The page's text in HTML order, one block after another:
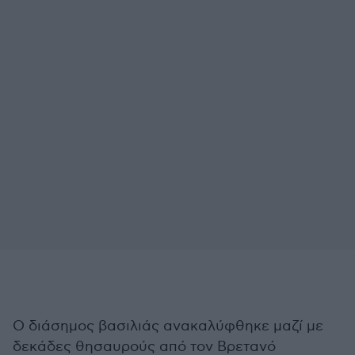
Ο διάσημος βασιλιάς ανακαλύφθηκε μαζί με
δεκάδες θησαυρούς από τον Βρετανό